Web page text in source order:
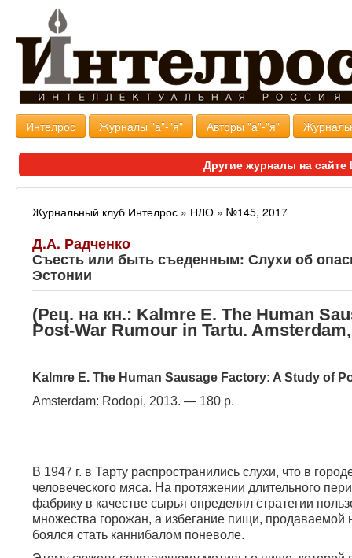
Интелрос Журналы "а"-"я" Авторы "а"-"я"
Другие журналы на
Журнальный клуб Интелрос » НЛО » №145, 2017
Д.А. Радченко
Съесть или быть съеденным: Слухи об
Эстонии
(Рец. на кн.: Kalmre E. The Human
Post-War Rumour in Tartu.
Kalmre E. The Human Sausage Factory: A Study of
Amsterdam: Rodopi, 2013. — 180 p.
В 1947 г. в Тарту распространились слухи, что в
человеческого мяса. На протяжении длительного
фабрику в качестве сырья определял стратегии
множества горожан, а избегание пищи, продаваемой
боялся стать каннибалом поневоле.